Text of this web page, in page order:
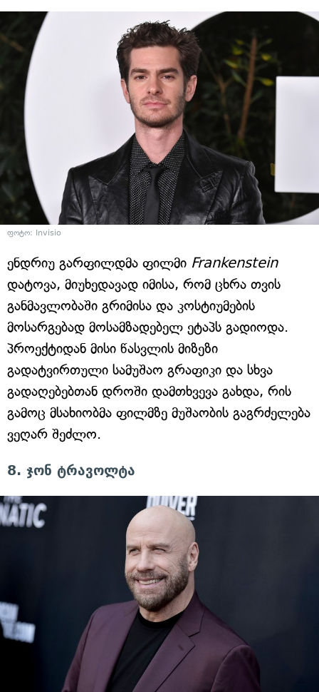
ფოტო: Invisio
ენდრიუ გარფილდმა ფილმი Frankenstein
დატოვა, მიუხედავად იმისა, რომ ცხრა თვის
განმავლობაში გრიმისა და კოსტიუმების
მოსარგებად მოსამზადებელ ეტაპს გადიოდა.
პროექტიდან მისი წასვლის მიზეზი
გადატვირთული სამუშაო გრაფიკი და სხვა
გადაღებებთან დროში დამთხვევა გახდა, რის
გამოც მსახიობმა ფილმზე მუშაობის გაგრძელება
ვეღარ შეძლო.
8. ჯონ ტრავოლტა